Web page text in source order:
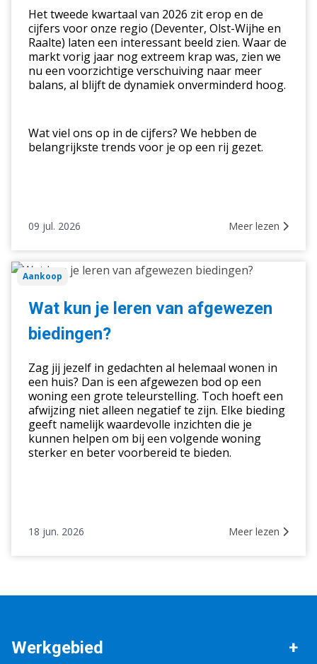
meer
beweging
kansen
Het tweede kwartaal van 2026 zit erop en de
cijfers voor onze regio (Deventer, Olst-Wijhe en
Raalte) laten een interessant beeld zien. Waar de
markt vorig jaar nog extreem krap was, zien we
nu een voorzichtige verschuiving naar meer
balans, al blijft de dynamiek onverminderd hoog.
Wat viel ons op in de cijfers? We hebben de
belangrijkste trends voor je op een rij gezet.
09 jul. 2026 Meer lezen
Wat
van
biedingen?
Aankoop
Wat kun je leren van afgewezen
biedingen?
Zag jij jezelf in gedachten al helemaal wonen in
een huis? Dan is een afgewezen bod op een
woning een grote teleurstelling. Toch hoeft een
afwijzing niet alleen negatief te zijn. Elke bieding
geeft namelijk waardevolle inzichten die je
kunnen helpen om bij een volgende woning
sterker en beter voorbereid te bieden.
18 jun. 2026 Meer lezen
Werkgebied